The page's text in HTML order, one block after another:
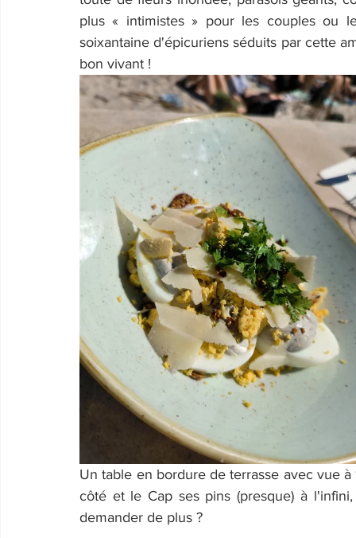
plus « intimistes » pour les couples ou
soixantaine d'épicuriens séduits par cette
bon vivant !
Un table en bordure de terrasse avec vue
côté et le Cap ses pins (presque) à
demander de plus ?